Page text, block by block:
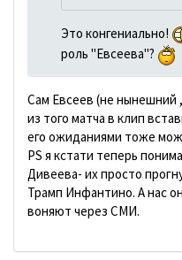
Это конгениально!
роль "Евсеева"?
Сам Евсеев (не нынешний
из того матча в клип
его ожиданиями тоже
PS я кстати теперь
Дивеева- их просто
Трамп Инфантино. А нас
воняют через СМИ.